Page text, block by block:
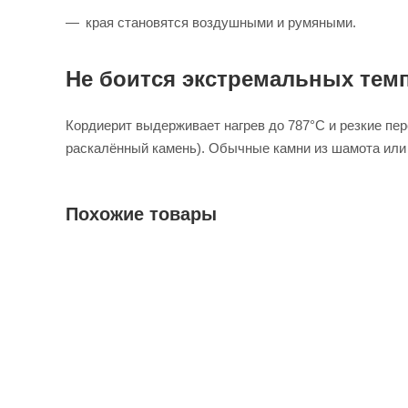
края становятся воздушными и румяными.
Не боится экстремальных
Кордиерит выдерживает нагрев до 787°C и резкие
раскалённый камень). Обычные камни из шамота или
Похожие товары